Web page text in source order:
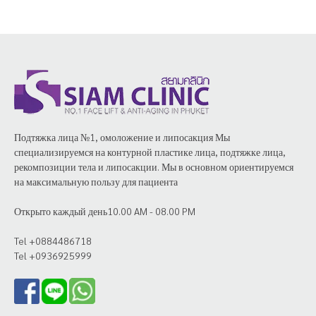
Подтяжка лица №1, омоложение и липосакция Мы
специализируемся на контурной пластике лица, подтяжке лица,
рекомпозиции тела и липосакции. Мы в основном ориентируемся
на максимальную пользу для пациента
Открыто каждый день10.00 AM - 08.00 PM
Tel +0884486718
Tel +0936925999